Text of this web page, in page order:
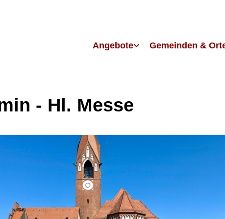
Angebote Gemeinden &
- Hl. Messe